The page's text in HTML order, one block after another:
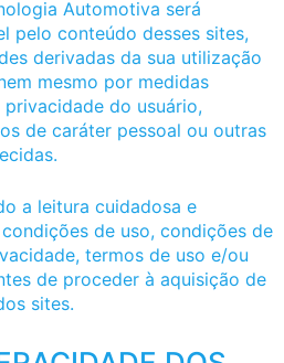
Automotiva será
pelo conteúdo desses sites,
derivadas da sua utilização
mesmo por medidas
do usuário,
de caráter pessoal ou outras
a leitura cuidadosa e
de uso, condições de
termos de uso e/ou
de proceder à aquisição de
sites.